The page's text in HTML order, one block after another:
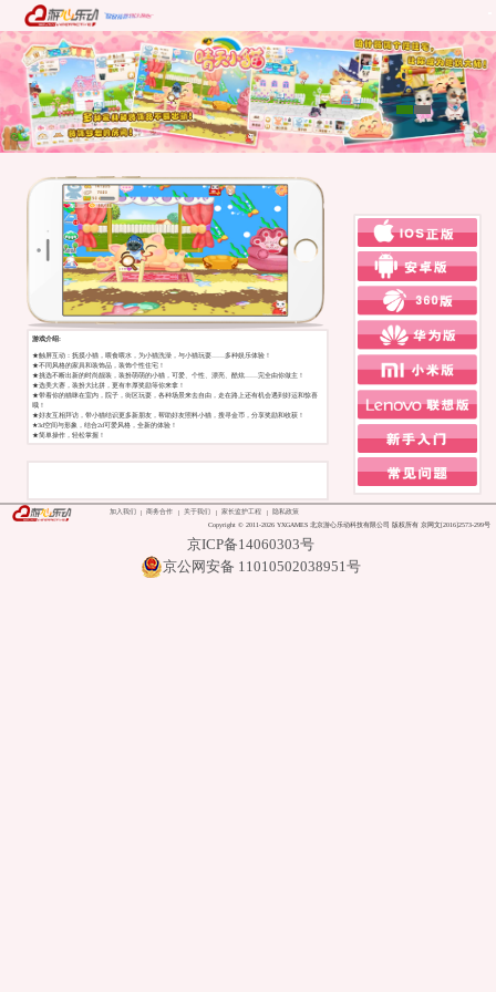
游戏介绍:
★触屏互动：抚摸小猫，喂食喂水，为小猫洗澡，与小猫玩耍……多种娱乐体验！
★不同风格的家具和装饰品，装饰个性住宅！
★挑选不断出新的时尚靓装，装扮萌萌的小猫，可爱、个性、漂亮、酷炫……完全由你做主！
★选美大赛，装扮大比拼，更有丰厚奖励等你来拿！
★带着你的猫咪在室内，院子，街区玩耍，各种场景来去自由，走在路上还有机会遇到好运和惊喜
哦！
★好友互相拜访，带小猫结识更多新朋友，帮助好友照料小猫，搜寻金币，分享奖励和收获！
★3d空间与形象，结合2d可爱风格，全新的体验！
★简单操作，轻松掌握！
加入我们 商务合作 关于我们 家长监护工程 隐私政策
Copyright © 2011-2026 YXGAMES 北京游心乐动科技有限公司 版权所有 京网文[2016]2573-299号
京ICP备14060303号
京公网安备 11010502038951号